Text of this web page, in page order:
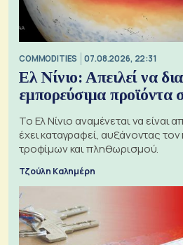
COMMODITIES 07.08.2026, 22:31
Ελ Νίνιο: Απειλεί να
εμπορεύσιμα προϊόντα
Το Ελ Νίνιο αναμένεται να είναι
έχει καταγραφεί, αυξάνοντας
τροφίμων και πληθωρισμού.
Τζούλη Καλημέρη